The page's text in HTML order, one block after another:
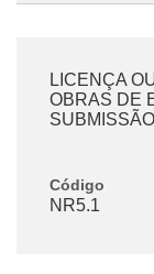
Código
NR5.1
LICENÇA
OBRAS DE
SUBMISSÃO